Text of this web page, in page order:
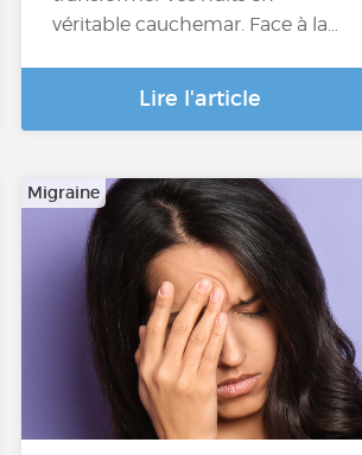
véritable cauchemar. Face à la…
Lire l'article
Migraine